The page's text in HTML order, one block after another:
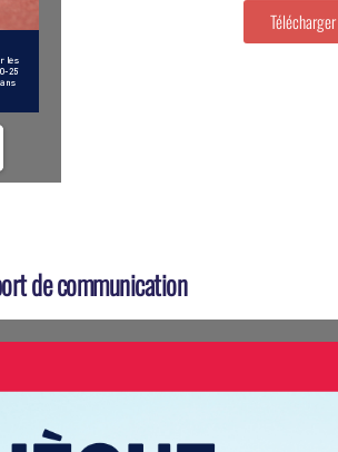
Télécharger
de communication